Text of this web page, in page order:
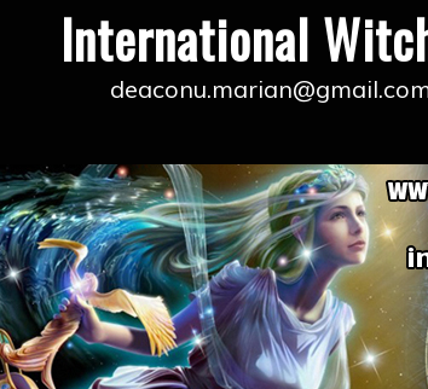
International